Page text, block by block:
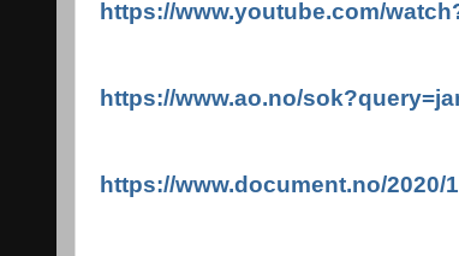
https://www.youtube.com/
https://www.ao.no/
https://www.document.no/2020/